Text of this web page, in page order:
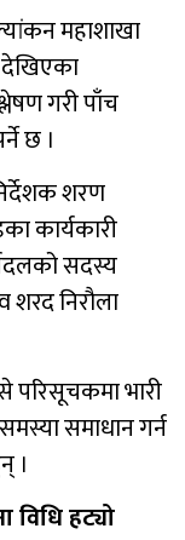
महाशाखा
गरी पाँच
छ ।
शरण
कार्यकारी
सदस्य
निरौला
परिसूचकमा भारी
समाधान गर्न
।
हट्यो